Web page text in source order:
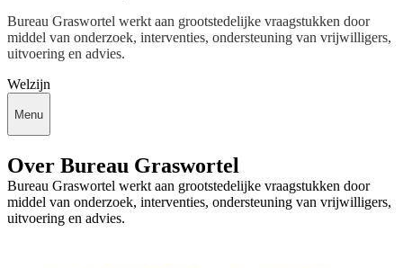
Bureau Graswortel werkt aan grootstedelijke vraagstukken door
middel van onderzoek, interventies, ondersteuning van vrijwilligers,
uitvoering en advies.
Welzijn
Menu
Over Bureau Graswortel
Bureau Graswortel werkt aan grootstedelijke vraagstukken door
middel van onderzoek, interventies, ondersteuning van vrijwilligers,
uitvoering en advies.